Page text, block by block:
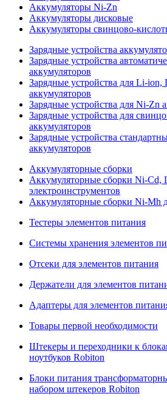
Аккумуляторы Ni-Zn
Аккумуляторы дисковые
Аккумуляторы свинцово-
Зарядные устройства
Зарядные устройства
аккумуляторов
Зарядные устройства для Li-
аккумуляторов
Зарядные устройства для Ni-Zn
Зарядные устройства для
аккумуляторов
Зарядные устройства
аккумуляторов
Аккумуляторные сборки
Аккумуляторные сборки Ni-Cd,
электроинструментов
Аккумуляторные сборки Ni-Mh
Тестеры элементов питания
Системы хранения элементов
Отсеки для элементов питания
Держатели для элементов
Адаптеры для элементов
Товары первой необходимости
Штекеры и переходники к
ноутбуков Robiton
Блоки питания
набором штекеров Robiton